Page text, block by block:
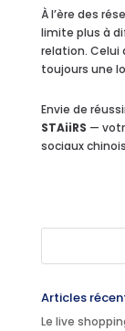
À l’ère des
limite plus à
relation. Celui
toujours une
Envie de
STAiiRS —
sociaux
Articles
Le live